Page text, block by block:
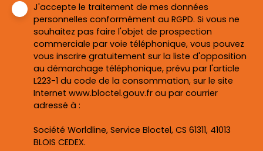
J'accepte le traitement de mes données
personnelles conformément au RGPD. Si vous ne
souhaitez pas faire l'objet de prospection
commerciale par voie téléphonique, vous pouvez
vous inscrire gratuitement sur la liste d'opposition
au démarchage téléphonique, prévu par l'article
L223-1 du code de la consommation, sur le site
Internet www.bloctel.gouv.fr ou par courrier
adressé à :
Société Worldline, Service Bloctel, CS 61311, 41013
BLOIS CEDEX.